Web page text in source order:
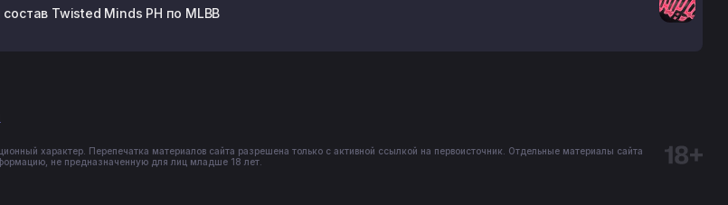
Twisted Minds PH по MLBB
характер. Перепечатка материалов сайта разрешена только с активной ссылкой на первоисточник. Отдельные материалы сайта
не предназначенную для лиц младше 18 лет.